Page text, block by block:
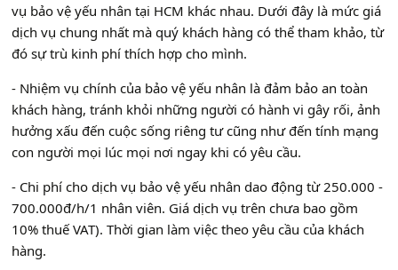
vụ bảo vệ yếu nhân tại HCM khác nhau. Dưới đây là mức giá
dịch vụ chung nhất mà quý khách hàng có thể tham khảo, từ
đó sự trù kinh phí thích hợp cho mình.
- Nhiệm vụ chính của bảo vệ yếu nhân là đảm bảo an toàn
khách hàng, tránh khỏi những người có hành vi gây rối, ảnh
hưởng xấu đến cuộc sống riêng tư cũng như đến tính mạng
con người mọi lúc mọi nơi ngay khi có yêu cầu.
- Chi phí cho dịch vụ bảo vệ yếu nhân dao động từ 250.000 -
700.000đ/h/1 nhân viên. Giá dịch vụ trên chưa bao gồm
10% thuế VAT). Thời gian làm việc theo yêu cầu của khách
hàng.